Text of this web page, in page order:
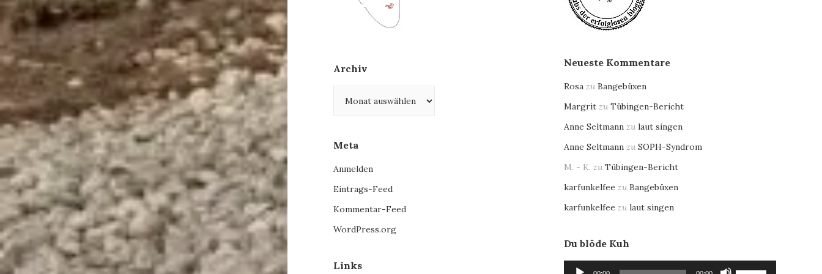
Archiv
Meta
Anmelden
Eintrags-Feed
Kommentar-Feed
WordPress.org
Links
Neueste Kommentare
Rosa zuBangebüxen
Margrit zuTübingen-Bericht
Anne Seltmann zulaut singen
Anne Seltmann zuSOPH-Syndrom
M. - K. zuTübingen-Bericht
karfunkelfee zuBangebüxen
karfunkelfee zulaut singen
Du blöde Kuh
Audio-